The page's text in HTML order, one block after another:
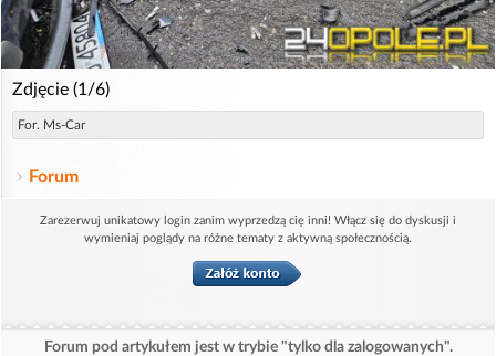
Zdjęcie (1/6)
For. Ms-Car
Forum
Zarezerwuj unikatowy login zanim wyprzedzą cię inni! Włącz się do dyskusji i
wymieniaj poglądy na różne tematy z aktywną społecznością.
Forum pod artykułem jest w trybie "tylko dla zalogowanych".